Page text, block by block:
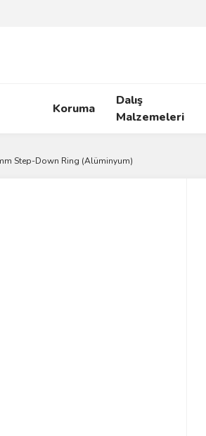
Koruma
Dalış
Malzemeleri
Step-Down Ring (Alüminyum)